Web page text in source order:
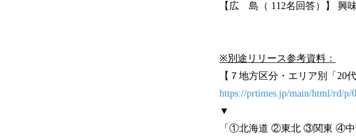
【広 島（ 112名回答）】 興
※別途リリース参考資料：
【７地方区分・エリア別「20
https://prtimes.jp/main/html/rd/p/
▼
「①北海道 ②東北 ③関東 ④中